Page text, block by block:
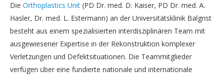
Die Orthoplastics Unit (PD Dr. med. D. Kaiser, PD Dr. med. A.
Hasler, Dr. med. L. Estermann) an der Universitätsklinik Balgrist
besteht aus einem spezialisierten interdisziplinären Team mit
ausgewiesener Expertise in der Rekonstruktion komplexer
Verletzungen und Defektsituationen. Die Teammitglieder
verfügen über eine fundierte nationale und internationale